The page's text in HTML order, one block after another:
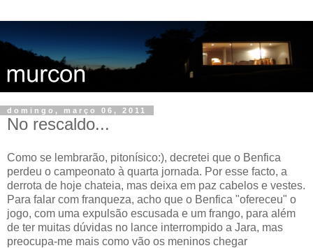
domingo, março 06, 2011
No rescaldo...
Como se lembrarão, pitonísico:), decretei que o Benfica
perdeu o campeonato à quarta jornada. Por esse facto, a
derrota de hoje chateia, mas deixa em paz cabelos e vestes.
Para falar com franqueza, acho que o Benfica "ofereceu" o
jogo, com uma expulsão escusada e um frango, para além
de ter muitas dúvidas no lance interrompido a Jara, mas
preocupa-me mais como vão os meninos chegar